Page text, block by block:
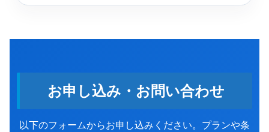
お申し込み・お問い合わせ
以下のフォームからお申し込みください。プランや条